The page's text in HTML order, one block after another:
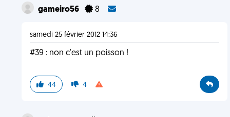
gameiro56 8
samedi 25 février 2012 14:36
#39 : non c'est un poisson !
44 4